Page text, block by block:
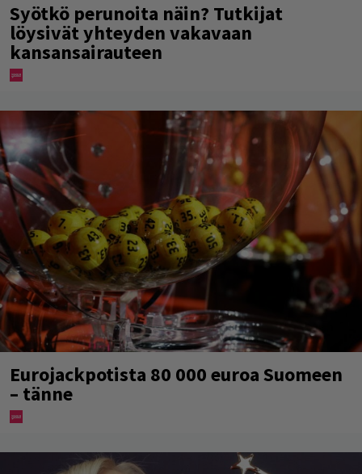
Syötkö perunoita näin? Tutkijat
löysivät yhteyden vakavaan
kansansairauteen
Eurojackpotista 80 000 euroa Suomeen
– tänne